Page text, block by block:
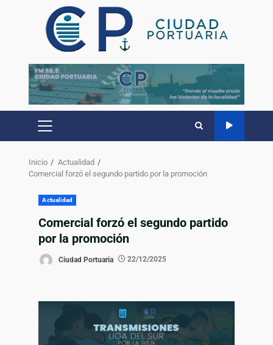
Inicio
Actualidad
Comercial forzó el segundo partido por la promoción
Actualidad
Comercial forzó el segundo partido
por la promoción
Ciudad Portuaria 22/12/2025